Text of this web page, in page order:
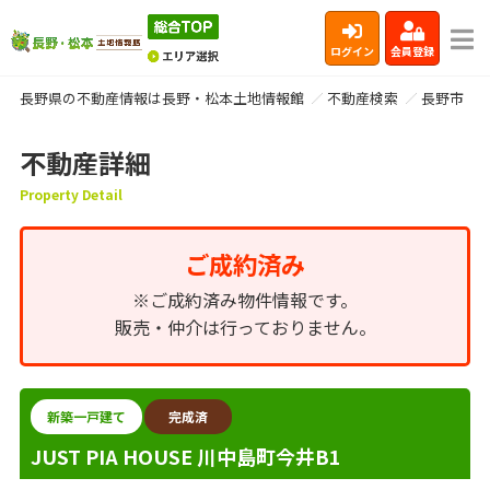
ログイン 会員登録
長野県の不動産情報は長野・松本土地情報館 不動産検索 長野市
不動産詳細
Property Detail
ご成約済み
※ご成約済み物件情報です。
販売・仲介は行っておりません。
新築一戸建て 完成済
JUST PIA HOUSE 川中島町今井B1